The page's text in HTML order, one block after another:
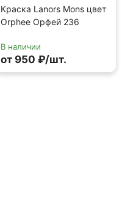
Краска Lanors Mons цвет
Orphee Орфей 236
В наличии
от 950 ₽/шт.